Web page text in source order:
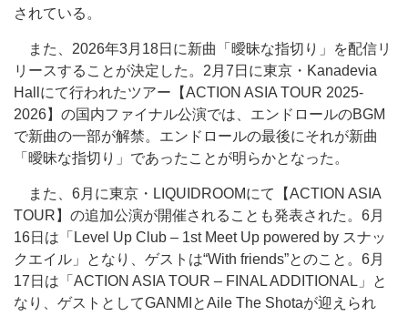
されている。
また、2026年3月18日に新曲「曖昧な指切り」を配信リ
リースすることが決定した。2月7日に東京・Kanadevia
Hallにて行われたツアー【ACTION ASIA TOUR 2025-
2026】の国内ファイナル公演では、エンドロールのBGM
で新曲の一部が解禁。エンドロールの最後にそれが新曲
「曖昧な指切り」であったことが明らかとなった。
また、6月に東京・LIQUIDROOMにて【ACTION ASIA
TOUR】の追加公演が開催されることも発表された。6月
16日は「Level Up Club – 1st Meet Up powered by スナッ
クエイル」となり、ゲストは“With friends”とのこと。6月
17日は「ACTION ASIA TOUR – FINAL ADDITIONAL」と
なり、ゲストとしてGANMIとAile The Shotaが迎えられ